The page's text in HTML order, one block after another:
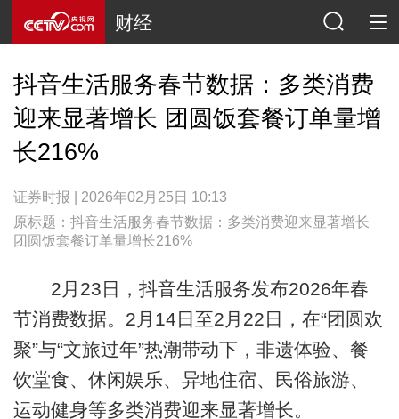
财经
抖音生活服务春节数据：多类消费
迎来显著增长 团圆饭套餐订单量增
长216%
证券时报 | 2026年02月25日 10:13
原标题：抖音生活服务春节数据：多类消费迎来显著增长
团圆饭套餐订单量增长216%
2月23日，抖音生活服务发布2026年春
节消费数据。2月14日至2月22日，在“团圆欢
聚”与“文旅过年”热潮带动下，非遗体验、餐
饮堂食、休闲娱乐、异地住宿、民俗旅游、
运动健身等多类消费迎来显著增长。